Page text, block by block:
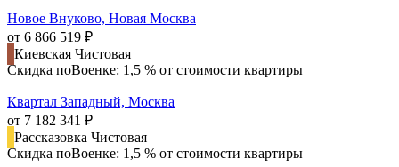
Новое Внуково, Новая Москва
от 6 866 519 ₽
Киевская Чистовая
Скидка поВоенке: 1,5 % от стоимости квартиры
Квартал Западный, Москва
от 7 182 341 ₽
Рассказовка Чистовая
Скидка поВоенке: 1,5 % от стоимости квартиры